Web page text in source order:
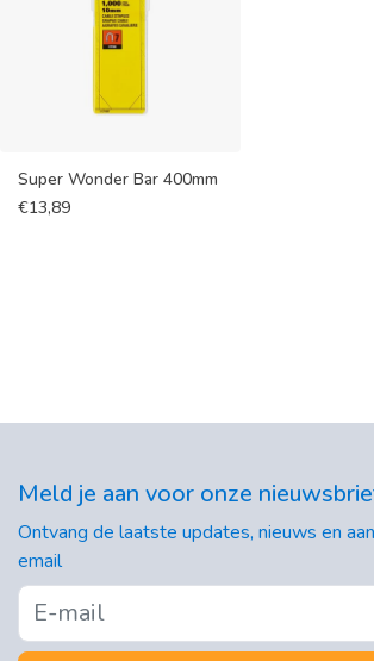
Super Wonder Bar 400mm
€13,89
Meld je aan voor onze
Ontvang de laatste updates, nieuws en
email